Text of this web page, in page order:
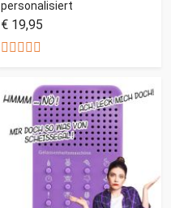
personalisiert
€ 19,95